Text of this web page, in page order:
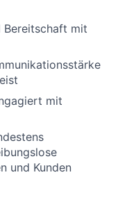
Bereitschaft mit
mit
und Kunden